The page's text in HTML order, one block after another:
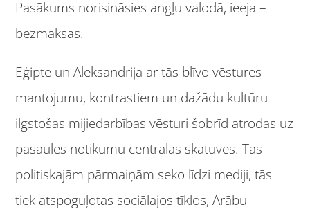
Pasākums norisināsies angļu valodā, ieeja –
bezmaksas.
Ēģipte un Aleksandrija ar tās blīvo vēstures
mantojumu, kontrastiem un dažādu kultūru
ilgstošas mijiedarbības vēsturi šobrīd atrodas uz
pasaules notikumu centrālās skatuves. Tās
politiskajām pārmaiņām seko līdzi mediji, tās
tiek atspoguļotas sociālajos tīklos, Arābu